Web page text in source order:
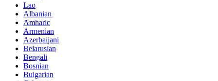
Lao
Albanian
Amharic
Armenian
Azerbaijani
Belarusian
Bengali
Bosnian
Bulgarian